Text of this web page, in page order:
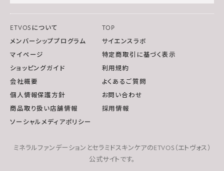
ETVOSについて
TOP
メンバーシッププログラム
サイエンスラボ
マイページ
特定商取引に基づく表示
ショッピングガイド
利用規約
会社概要
よくあるご質問
個人情報保護方針
お問い合わせ
商品取り扱い店舗情報
採用情報
ソーシャルメディアポリシー
ミネラルファンデーションとセラミドスキンケアのETVOS（エトヴォス）
公式サイトです。